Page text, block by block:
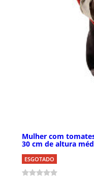
Mulher com
30 cm de altura
ESGOTADO